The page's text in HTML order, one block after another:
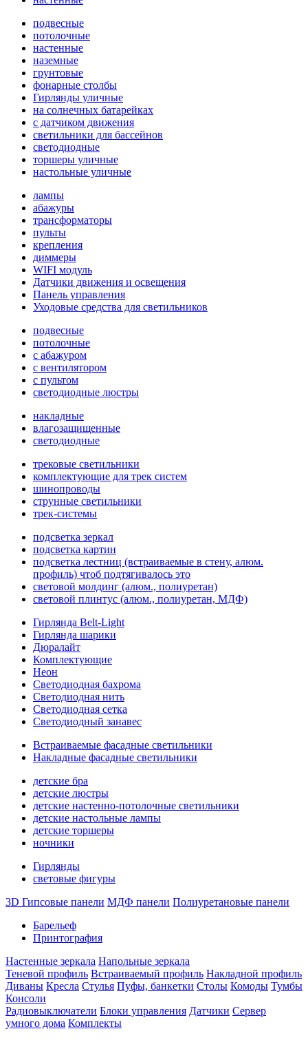
подвесные
потолочные
настенные
наземные
грунтовые
фонарные столбы
Гирлянды уличные
на солнечных батарейках
с датчиком движения
светильники для бассейнов
светодиодные
торшеры уличные
настольные уличные
лампы
абажуры
трансформаторы
пульты
крепления
диммеры
WIFI модуль
Датчики движения и освещения
Панель управления
Уходовые средства для светильников
подвесные
потолочные
с абажуром
с вентилятором
с пультом
светодиодные люстры
накладные
влагозащищенные
светодиодные
трековые светильники
комплектующие для трек систем
шинопроводы
струнные светильники
трек-системы
подсветка зеркал
подсветка картин
подсветка лестниц (встраиваемые в стену, алюм.
профиль) чтоб подтягивалось это
световой молдинг (алюм., полиуретан)
световой плинтус (алюм., полиуретан, МДФ)
Гирлянда Belt-Light
Гирлянда шарики
Дюралайт
Комплектующие
Неон
Светодиодная бахрома
Светодиодная нить
Светодиодная сетка
Светодиодный занавес
Встраиваемые фасадные светильники
Накладные фасадные светильники
детские бра
детские люстры
детские настенно-потолочные светильники
детские настольные лампы
детские торшеры
ночники
Гирлянды
световые фигуры
3D Гипсовые панели МДФ панели Полиуретановые панели
Барельеф
Принтография
Настенные зеркала Напольные зеркала
Теневой профиль Встраиваемый профиль Накладной профиль
Диваны Кресла Стулья Пуфы, банкетки Столы Комоды Тумбы
Консоли
Радиовыключатели Блоки управления Датчики Сервер
умного дома Комплекты